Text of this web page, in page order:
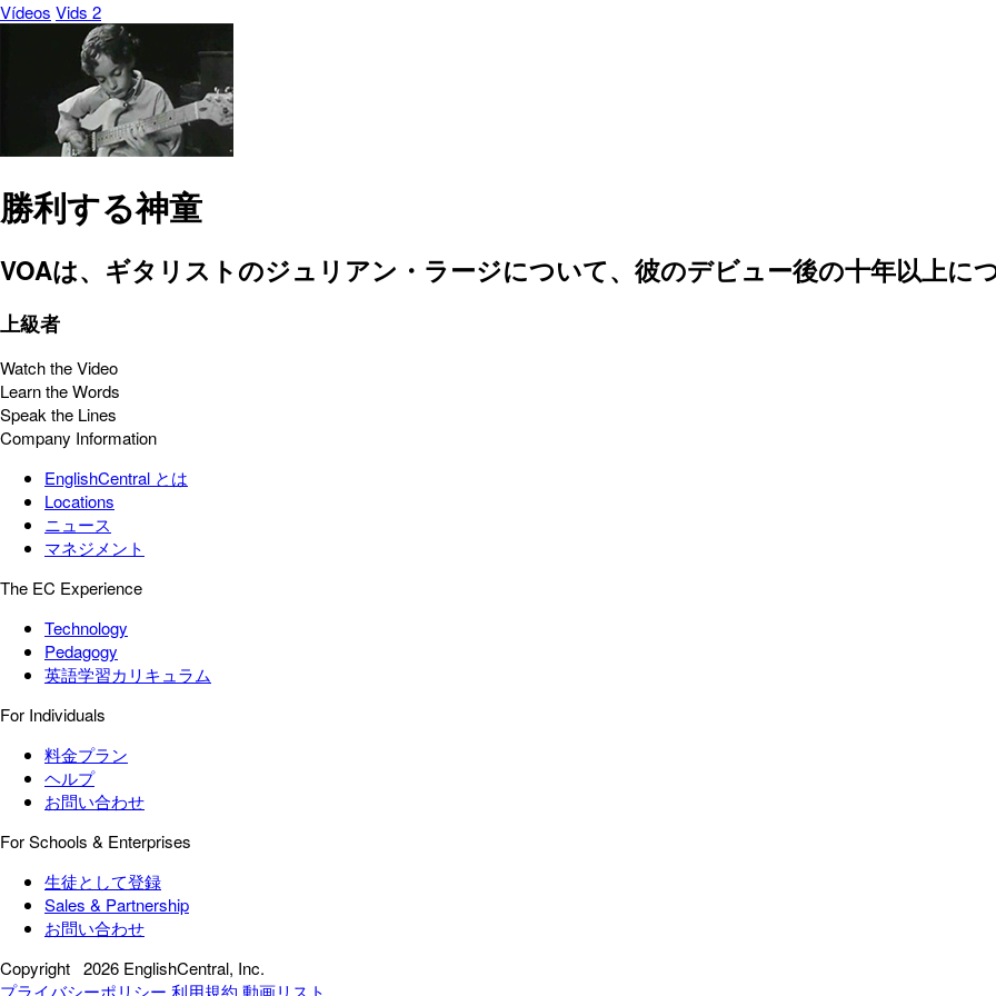
Vídeos Vids 2
勝利する神童
VOAは、ギタリストのジュリアン・ラージについて、彼のデビュー後の十年以上に
上級者
Watch the Video
Learn the Words
Speak the Lines
Company Information
EnglishCentral とは
Locations
ニュース
マネジメント
The EC Experience
Technology
Pedagogy
英語学習カリキュラム
For Individuals
料金プラン
ヘルプ
お問い合わせ
For Schools & Enterprises
生徒として登録
Sales & Partnership
お問い合わせ
Copyright 2026 EnglishCentral, Inc.